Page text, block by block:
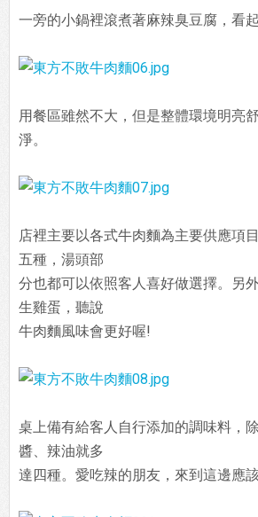
一旁的小鍋裡滾煮著麻辣臭豆腐，看
用餐區雖然不大，但是整體環境明亮
淨。
店裡主要以各式牛肉麵為主要供應項
五種，湯頭部
分也都可以依照客人喜好做選擇。另
生雞蛋，聽說
牛肉麵風味會更好喔!
桌上備有給客人自行添加的調味料，
醬、辣油就多
達四種。愛吃辣的朋友，來到這邊應